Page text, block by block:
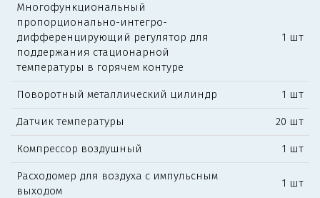
Многофункциональный
пропорционально-интегро-
дифференцирующий регулятор для
поддержания стационарной
температуры в горячем контуре
1 шт
Поворотный металлический цилиндр 1 шт
Датчик температуры 20 шт
Компрессор воздушный 1 шт
Расходомер для воздуха с импульсным
выходом
1 шт